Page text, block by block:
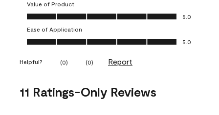
Value of Product
Value of Product, 5.0 out of 5
5.0
Ease of Application
Ease of Application, 5.0 out of 5
5.0
Helpful? (0) (0) Report
11 Ratings-Only Reviews